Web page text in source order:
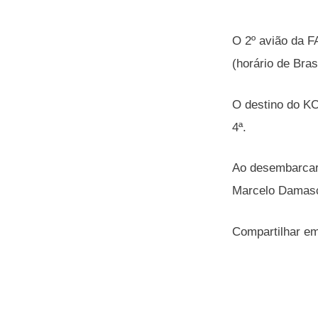
O 2º avião da
(horário de
O destino do
4ª.
Ao
Marcelo
Compartilhar